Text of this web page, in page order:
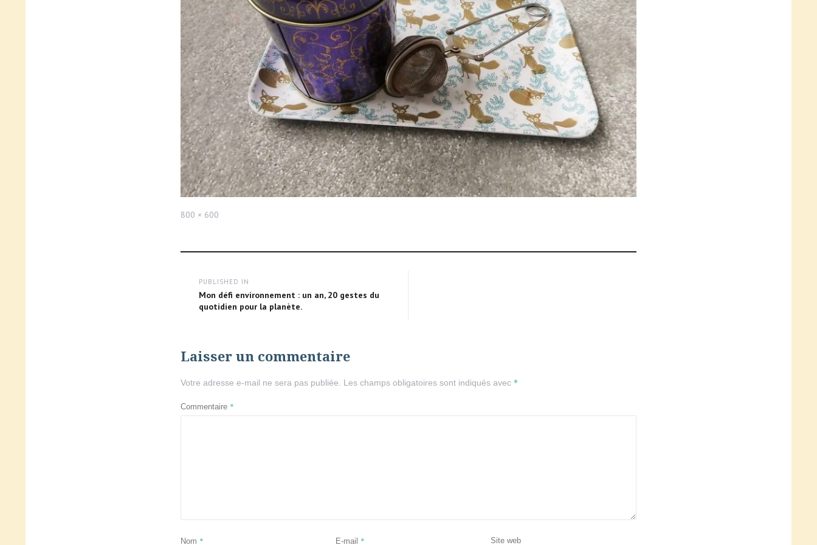
Full
800 × 600
Navigation
l’article
PUBLISHED IN
Mon défi environnement : un an, 20 gestes du
quotidien pour la planète.
Laisser un commentaire
Votre adresse e-mail ne sera pas publiée. Les champs obligatoires sont indiqués avec *
Commentaire *
Nom * E-mail * Site web